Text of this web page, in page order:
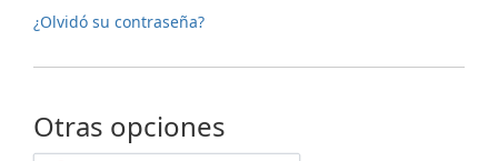
¿Olvidó su contraseña?
Otras opciones